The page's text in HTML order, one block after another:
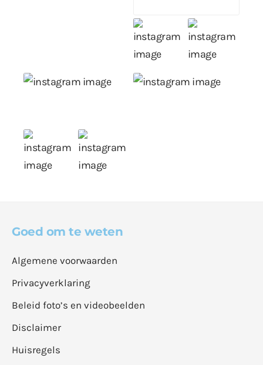
Goed om te weten
Algemene voorwaarden
Privacyverklaring
Beleid foto’s en videobeelden
Disclaimer
Huisregels